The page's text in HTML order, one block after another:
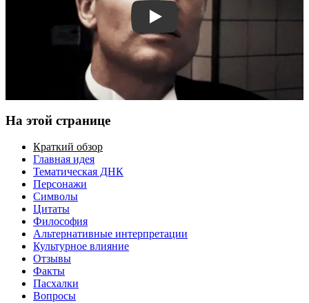
Смотреть трейлер
На этой странице
Краткий обзор
Главная идея
Тематическая ДНК
Персонажи
Символы
Цитаты
Философия
Альтернативные интерпретации
Культурное влияние
Отзывы
Факты
Пасхалки
Вопросы